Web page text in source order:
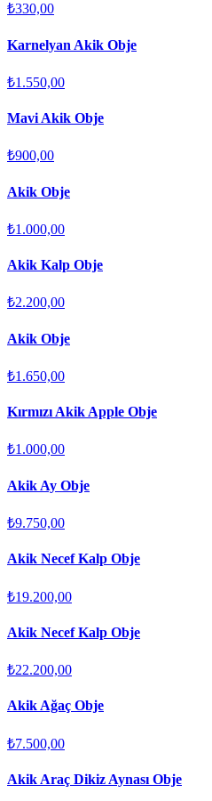
₺330,00
Karnelyan Akik Obje
₺1.550,00
Mavi Akik Obje
₺900,00
Akik Obje
₺1.000,00
Akik Kalp Obje
₺2.200,00
Akik Obje
₺1.650,00
Kırmızı Akik Apple Obje
₺1.000,00
Akik Ay Obje
₺9.750,00
Akik Necef Kalp Obje
₺19.200,00
Akik Necef Kalp Obje
₺22.200,00
Akik Ağaç Obje
₺7.500,00
Akik Araç Dikiz Aynası Obje